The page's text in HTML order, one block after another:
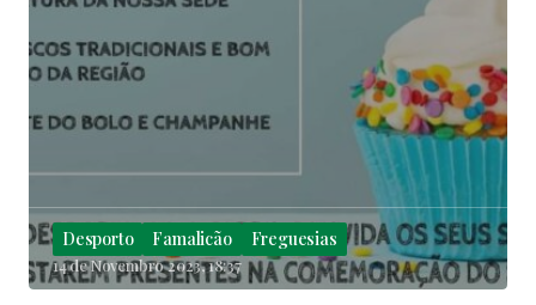
Desporto Famalicão Freguesias
14 de Novembro 2023, 18:37